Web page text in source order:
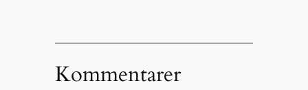
Kommentarer